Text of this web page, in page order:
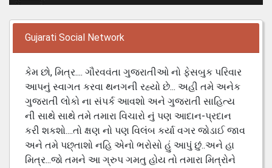
Gujarati Social Network
કેમ છો, મિત્ર.... ગૌરવવંતા ગુજરાતીઓ નો ફેસબુક પરિવાર
આપનું સ્વાગત કરવા થનગની રહ્યો છે... અહી તમે અનેક
ગુજરાતી લોકો ના સંપર્ક આવશો અને ગુજરાતી સાહિત્ય
ની સાથે સાથે તમે તમારા વિચારો નું પણ આદાન-પ્રદાન
કરી શકશો....તો ક્ષણ નો પણ વિલંબ કર્યા વગર જોડાઈ જાવ
અને તમે પછ્તાશો નહિ એનો ભરોસો હું આપું છું..અને હા
મિત્ર...જો તમને આ ગ્રુપ ગમતુ હોય તો તમારા મિત્રોને